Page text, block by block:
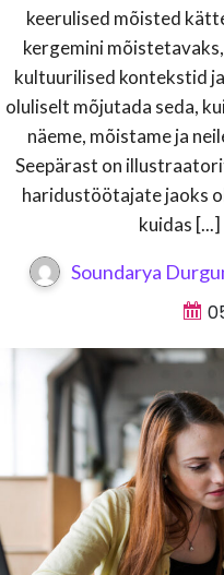
keerulised mõisted
kergemini
kultuurilised kontekstid
oluliselt mõjutada seda,
näeme, mõistame ja
Seepärast on
haridustöötajate jaoks
kuidas [...]
Soundarya